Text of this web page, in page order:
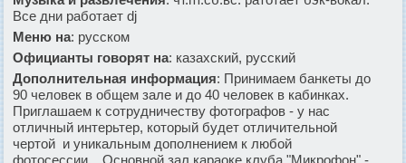
Все дни работает dj
Меню на: русском
Официанты говорят на: казахский, русский
Дополнительная информация: Принимаем банкеты до
90 человек в общем зале и до 40 человек в кабинках.
Приглашаем к сотрудничеству фотографов - у нас
отличный интерьтер, который будет отличительной
чертой и уникальным дополнением к любой
фотосессии. Основной зал караоке клуба "Микрофон" -